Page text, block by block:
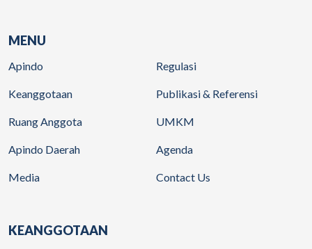
MENU
Apindo
Keanggotaan
Ruang Anggota
Apindo Daerah
Media
Regulasi
Publikasi & Referensi
UMKM
Agenda
Contact Us
KEANGGOTAAN